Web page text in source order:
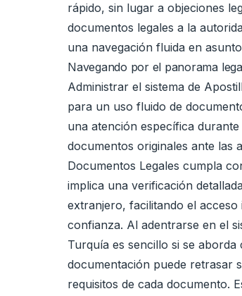
rápido, sin lugar a objeciones
documentos legales a la
una navegación fluida en
Navegando por el panorama
Administrar el sistema de
para un uso fluido de
una atención específica
documentos originales ante las
Documentos Legales cumpla
implica una verificación
extranjero, facilitando el
confianza. Al adentrarse en el
Turquía es sencillo si se
documentación puede retrasar
requisitos de cada documento.